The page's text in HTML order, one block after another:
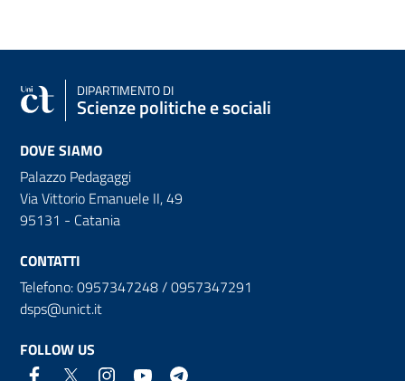
DIPARTIMENTO DI
Scienze politiche e sociali
DOVE SIAMO
Palazzo Pedagaggi
Via Vittorio Emanuele II, 49
95131 - Catania
CONTATTI
Telefono: 0957347248 / 0957347291
dsps@unict.it
FOLLOW US